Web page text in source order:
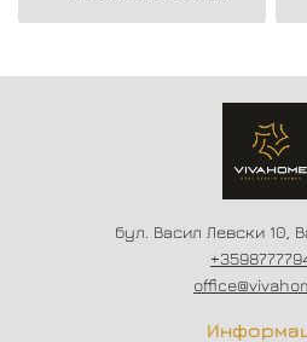
жилищна сграда в жк.
бул. Васил Левски 10,